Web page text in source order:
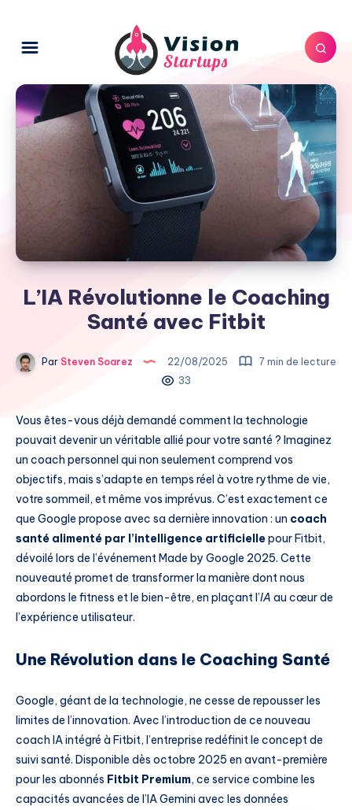
L’IA Révolutionne le Coaching
Santé avec Fitbit
Par Steven Soarez 22/08/2025
7 min de lecture
33
Vous êtes-vous déjà demandé comment la technologie
pouvait devenir un véritable allié pour votre santé ? Imaginez
un coach personnel qui non seulement comprend vos
objectifs, mais s’adapte en temps réel à votre rythme de vie,
votre sommeil, et même vos imprévus. C’est exactement ce
que Google propose avec sa dernière innovation : un coach
santé alimenté par l’intelligence artificiellepour Fitbit,
dévoilé lors de l’événement Made by Google 2025. Cette
nouveauté promet de transformer la manière dont nous
abordons le fitness et le bien-être, en plaçant l’IA au cœur de
l’expérience utilisateur.
Une Révolution dans le Coaching Santé
Google, géant de la technologie, ne cesse de repousser les
limites de l’innovation. Avec l’introduction de ce nouveau
coach IA intégré à Fitbit, l’entreprise redéfinit le concept de
suivi santé. Disponible dès octobre 2025 en avant-première
pour les abonnés Fitbit Premium, ce service combine les
capacités avancées de l’IA Gemini avec les données